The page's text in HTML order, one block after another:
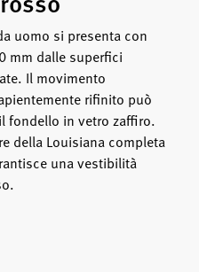
uomo si presenta con
mm dalle superfici
Il movimento
rifinito può
fondello in vetro zaffiro.
della Louisiana completa
una vestibilità